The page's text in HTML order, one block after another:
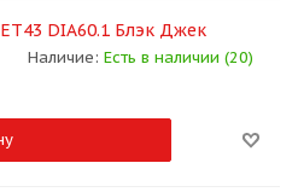
DIA60.1 Блэк Джек
Наличие: Есть в наличии (20)